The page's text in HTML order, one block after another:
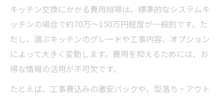
キッチン交換にかかる費用相場は、標準的なシステムキ
ッチンの場合で約70万～150万円程度が一般的です。た
だし、選ぶキッチンのグレードや工事内容、オプション
によって大きく変動します。費用を抑えるためには、お
得な情報の活用が不可欠です。
たとえば、工事費込みの激安パックや、型落ち・アウト